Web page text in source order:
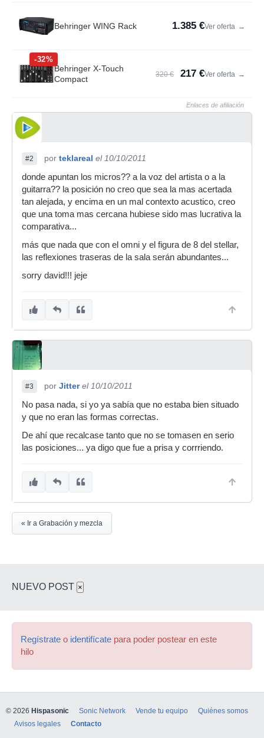
Behringer WING Rack 1.385 €Ver oferta →
-32%
Behringer X-Touch
Compact
320 € 217 €Ver oferta →
Enlaces de afiliación
#2 por teklareal el 10/10/2011
donde apuntan los micros?? a la voz del artista o a la
guitarra?? la posición no creo que sea la mas acertada
tan alejada, y encima en un mal contexto acustico, creo
que una toma mas cercana hubiese sido mas lucrativa la
comparativa...
más que nada que con el omni y el figura de 8 del stellar,
las reflexiones traseras de la sala serán abundantes...
sorry david!!! jeje
#3 por Jitter el 10/10/2011
No pasa nada, si yo ya sabía que no estaba bien situado
y que no eran las formas correctas.
De ahí que recalcase tanto que no se tomasen en serio
las posiciones... ya digo que fue a prisa y corrriendo.
« Ir a Grabación y mezcla
NUEVO POST ×
Regístrate o identifícate para poder postear en este
hilo
© 2026 Hispasonic Sonic Network Vende tu equipo
Quiénes somos
Avisos legales
Contacto